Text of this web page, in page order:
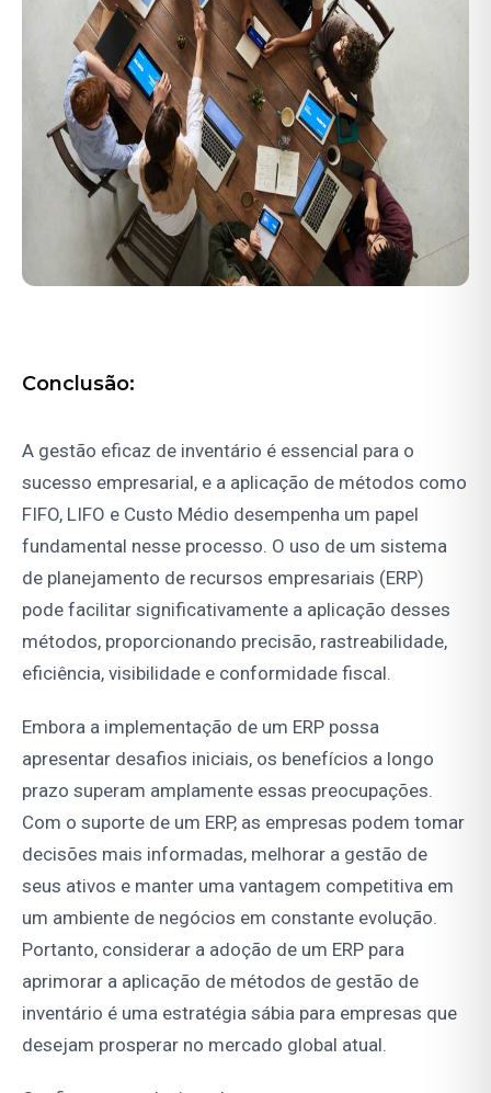
Conclusão:
A gestão eficaz de inventário é essencial para o
sucesso empresarial, e a aplicação de métodos como
FIFO, LIFO e Custo Médio desempenha um papel
fundamental nesse processo. O uso de um sistema
de planejamento de recursos empresariais (ERP)
pode facilitar significativamente a aplicação desses
métodos, proporcionando precisão, rastreabilidade,
eficiência, visibilidade e conformidade fiscal.
Embora a implementação de um ERP possa
apresentar desafios iniciais, os benefícios a longo
prazo superam amplamente essas preocupações.
Com o suporte de um ERP, as empresas podem tomar
decisões mais informadas, melhorar a gestão de
seus ativos e manter uma vantagem competitiva em
um ambiente de negócios em constante evolução.
Portanto, considerar a adoção de um ERP para
aprimorar a aplicação de métodos de gestão de
inventário é uma estratégia sábia para empresas que
desejam prosperar no mercado global atual.